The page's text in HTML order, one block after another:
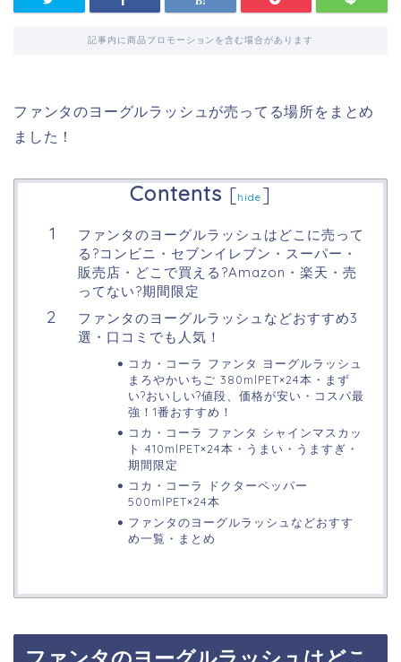
記事内に商品プロモーションを含む場合があります
ファンタのヨーグルラッシュが売ってる場所をまとめ
ました！
Contents [hide ]
ファンタのヨーグルラッシュはどこに売って
る?コンビニ・セブンイレブン・スーパー・
販売店・どこで買える?Amazon・楽天・売
ってない?期間限定
ファンタのヨーグルラッシュなどおすすめ3
選・口コミでも人気！
コカ・コーラ ファンタ ヨーグルラッシュ
まろやかいちご 380mlPET×24本・まず
い?おいしい?値段、価格が安い・コスパ最
強！1番おすすめ！
コカ・コーラ ファンタ シャインマスカッ
ト 410mlPET×24本・うまい・うますぎ・
期間限定
コカ・コーラ ドクターペッパー
500mlPET×24本
ファンタのヨーグルラッシュなどおすす
め一覧・まとめ